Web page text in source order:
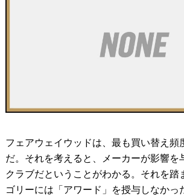
フェアウェイウッドは、最も買い替え頻
だ。それを考えると、メーカーが影響を
クラブだということがわかる。それを踏
ゴリーには「アワード」を授与しなかっ